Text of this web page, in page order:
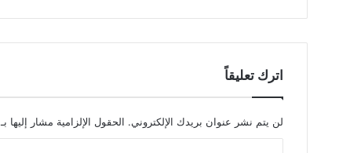
اترك تعليقاً
لن يتم نشر عنوان بريدك الإلكتروني. الحقول الإلزامية مشار إليها بـ